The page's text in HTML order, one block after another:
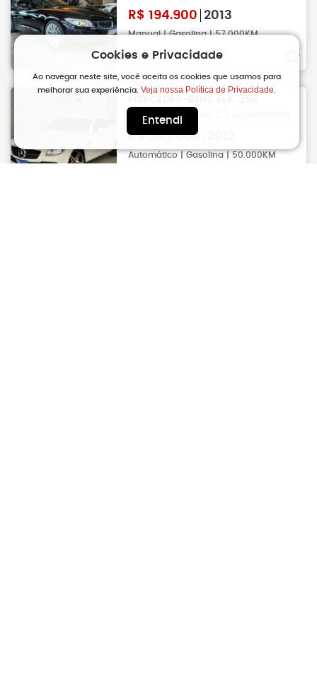
R$ 194.900 2013
Manual | Gasolina | 57.000KM
Jau
1.8 16V CGI Turbo 2.3 Automático
R$205.000
Automático | Gasolina | 50.000KM
Cookies e Privacidade
Ao navegar neste site, você aceita os cookies que usamos para
melhorar sua experiência.Veja nossa Política de Privacidade.
Entendi